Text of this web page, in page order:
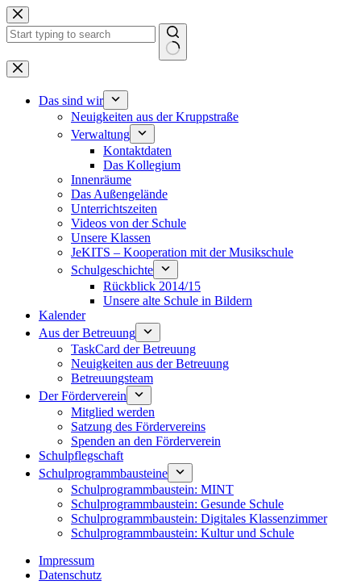
Zum
Inhalt
springen
Keine
Ergebnisse
Das sind wir
Neuigkeiten aus der Kruppstraße
Verwaltung
Kontaktdaten
Das Kollegium
Innenräume
Das Außengelände
Unterrichtszeiten
Videos von der Schule
Unsere Klassen
JeKITS – Kooperation mit der Musikschule
Schulgeschichte
Rückblick 2014/15
Unsere alte Schule in Bildern
Kalender
Aus der Betreuung
TaskCard der Betreuung
Neuigkeiten aus der Betreuung
Betreuungsteam
Der Förderverein
Mitglied werden
Satzung des Fördervereins
Spenden an den Förderverein
Schulpflegschaft
Schulprogrammbausteine
Schulprogrammbaustein: MINT
Schulprogrammbaustein: Gesunde Schule
Schulprogrammbaustein: Digitales Klassenzimmer
Schulprogrammbaustein: Kultur und Schule
Impressum
Datenschutz